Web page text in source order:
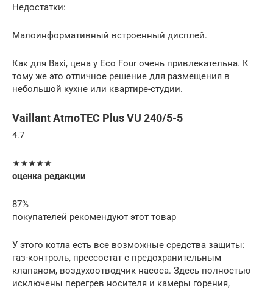
Недостатки:
Малоинформативный встроенный дисплей.
Как для Baxi, цена у Eco Four очень привлекательна. К
тому же это отличное решение для размещения в
небольшой кухне или квартире-студии.
Vaillant AtmoTEC Plus VU 240/5-5
4.7
★★★★★
оценка редакции
87%
покупателей рекомендуют этот товар
У этого котла есть все возможные средства защиты:
газ-контроль, прессостат с предохранительным
клапаном, воздухоотводчик насоса. Здесь полностью
исключены перегрев носителя и камеры горения,